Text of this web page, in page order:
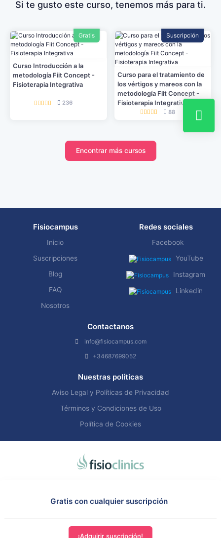
Si te gusto este curso, tenemos más para ti.
Gratis
Curso Introducción a la
metodología Fiit Concept -
Fisioterapia Integrativa
236
Suscripción
Curso para el tratamiento de
los vértigos y mareos con la
metodología Fiit Concept -
Fisioterapia Integrativa
88
Encontrar más cursos
Gratis con cualquier suscripción
¡Adquirir suscripción!
Fisiocampus
Inicio
Suscripciones
Blog
FAQ
Nosotros
Redes sociales
Facebook
YouTube
Instagram
Linkedin
Contactanos
info@fisiocampus.com
+34687699052
Nuestras políticas
Aviso Legal y Políticas de Privacidad
Términos y Condiciones de Uso
Política de Cookies